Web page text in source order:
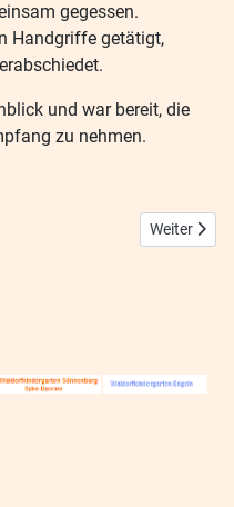
gegessen.
Handgriffe getätigt,
und war bereit, die
zu nehmen.
Nächster
Weiter